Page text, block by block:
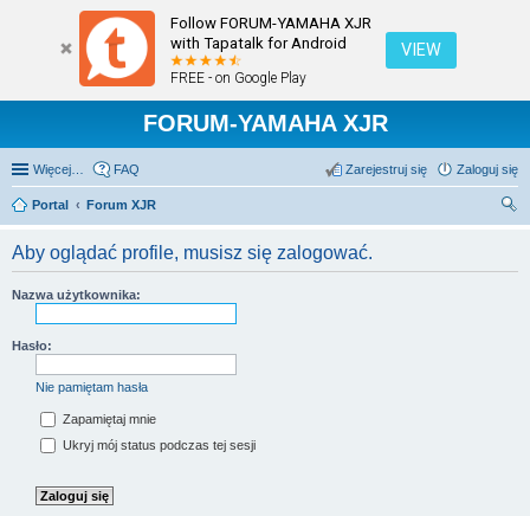
Follow FORUM-YAMAHA XJR
with Tapatalk for Android
FREE - on Google Play
VIEW
FORUM-YAMAHA XJR
Więcej… FAQ Zaloguj się
Zarejestruj się
Portal
Forum XJR
Aby oglądać profile, musisz się zalogować.
Nazwa użytkownika:
Hasło:
Nie pamiętam hasła
Zapamiętaj mnie
Ukryj mój status podczas tej sesji